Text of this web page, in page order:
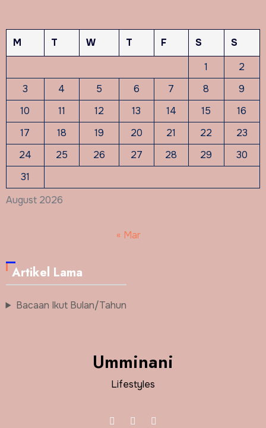
August 2026
M T W T F S
S
1
2
3
4 5 6 7 8
9
10
11 12 13 14 15
16
17
18 19 20 21 22
23
24
25 26 27 28 29
30
31
« Mar
Artikel Lama
Bacaan Ikut Bulan/Tahun
Umminani
Lifestyles